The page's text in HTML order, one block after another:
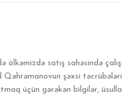
ölkəmizdə satış sahəsində
şəxsi
üçün gərəkən bilgilər,